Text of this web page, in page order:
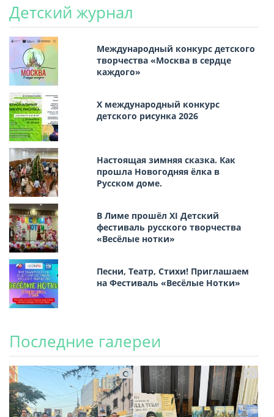
Детский журнал
Международный конкурс детского
творчества «Москва в сердце
каждого»
Х международный конкурс
детского рисунка 2026
Настоящая зимняя сказка. Как
прошла Новогодняя ёлка в
Русском доме.
В Лиме прошёл XI Детский
фестиваль русского творчества
«Весёлые нотки»
Песни, Театр, Стихи! Приглашаем
на Фестиваль «Весёлые Нотки»
Последние галереи